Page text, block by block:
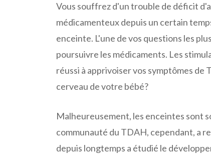
Vous souffrez d'un trouble de déficit
médicamenteux depuis un certain
enceinte. L'une de vos questions les
poursuivre les médicaments. Les
réussi à apprivoiser vos symptômes
cerveau de votre bébé?
Malheureusement, les enceintes sont
communauté du TDAH, cependant, a
depuis longtemps a étudié le